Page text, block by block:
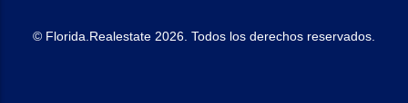
© Florida.Realestate 2026. Todos los derechos reservados.